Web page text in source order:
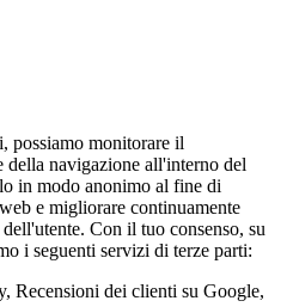
possiamo monitorare il
della navigazione all'interno del
in modo anonimo al fine di
e migliorare continuamente
Con il tuo consenso, su
i seguenti servizi di terze parti:
Recensioni dei clienti su Google,